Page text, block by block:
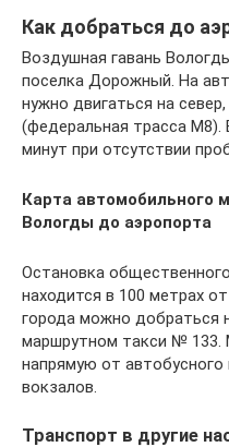
Как добраться до
Воздушная гавань
поселка Дорожный. На
нужно двигаться на
(федеральная трасса М8).
минут при отсутствии
Карта автомобильного
Вологды до аэропорта
Остановка
находится в 100 метрах
города можно добраться
маршрутном такси № 133.
напрямую от
вокзалов.
Транспорт в другие